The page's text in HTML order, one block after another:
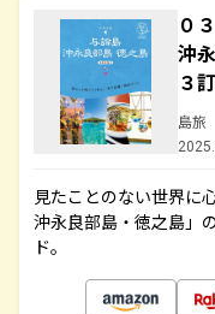
０
沖
３
島旅
見たことのない世界に
沖永良部島・徳之島」
ド。